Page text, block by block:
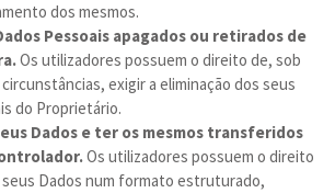
dos mesmos.
Pessoais apagados ou retirados de
Os utilizadores possuem o direito de, sob
exigir a eliminação dos seus
do Proprietário.
Dados e ter os mesmos transferidos
Os utilizadores possuem o direito
Dados num formato estruturado,